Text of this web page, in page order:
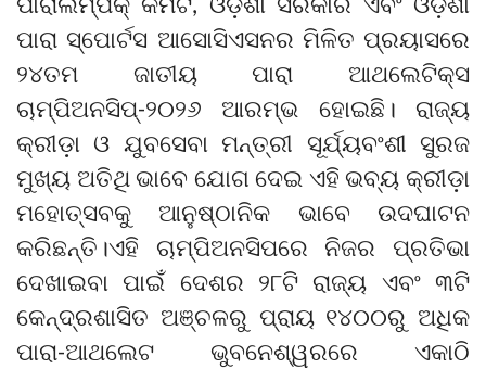
ପାରା ସ୍ପୋର୍ଟସ ଆସୋସିଏସନର ମିଳିତ ପ୍ରୟାସରେ
୨୪ତମ ଜାତୀୟ ପାରା ଆଥଲେଟିକ୍ସ
ଚାମ୍ପିଅନସିପ୍-୨୦୨୬ ଆରମ୍ଭ ହୋଇଛି। ରାଜ୍ୟ
କ୍ରୀଡ଼ା ଓ ଯୁବସେବା ମନ୍ତ୍ରୀ ସୂର୍ଯ୍ୟବଂଶୀ ସୁରଜ
ମୁଖ୍ୟ ଅତିଥି ଭାବେ ଯୋଗ ଦେଇ ଏହି ଭବ୍ୟ କ୍ରୀଡ଼ା
ମହୋତ୍ସବକୁ ଆନୁଷ୍ଠାନିକ ଭାବେ ଉଦଘାଟନ
କରିଛନ୍ତି।ଏହି ଚାମ୍ପିଅନସିପରେ ନିଜର ପ୍ରତିଭା
ଦେଖାଇବା ପାଇଁ ଦେଶର ୨୮ଟି ରାଜ୍ୟ ଏବଂ ୩ଟି
କେନ୍ଦ୍ରଶାସିତ ଅଞ୍ଚଳରୁ ପ୍ରାୟ ୧୪୦୦ରୁ ଅଧିକ
ପାରା-ଆଥଲେଟ ଭୁବନେଶ୍ୱରରେ ଏକାଠି